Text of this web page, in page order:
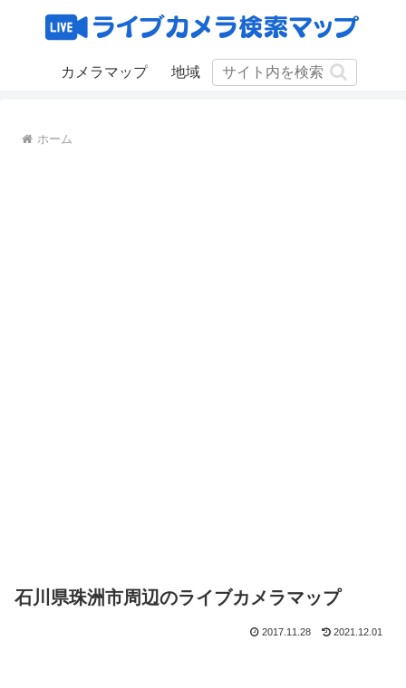
カメラマップ 地域
ホーム
石川県珠洲市周辺のライブカメラマップ
2017.11.28 2021.12.01